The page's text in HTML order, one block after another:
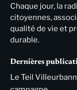
Chaque jour, la
citoyennes,
qualité de vie et
durable.
Dernières
Le Teil